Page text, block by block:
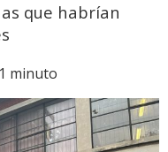
que habrían
minuto